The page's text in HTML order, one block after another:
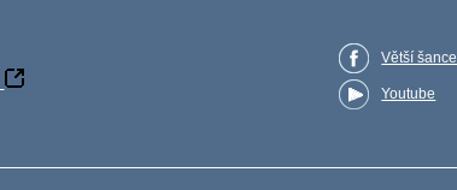
Větší šance
Youtube